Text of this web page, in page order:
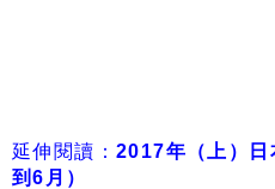
延伸閱讀： 2017年（上）日
到6月）